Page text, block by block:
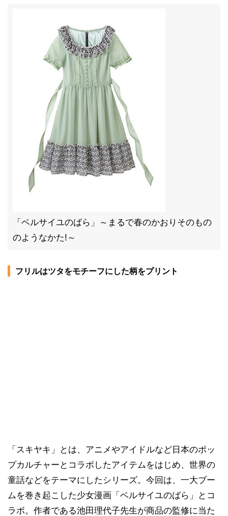
「ベルサイユのばら」～まるで春のかおりそのもの
のようなかた!～
フリルはツタをモチーフにした柄をプリント
「スキヤキ」とは、アニメやアイドルなど日本のポッ
プカルチャーとコラボしたアイテムをはじめ、世界の
童話などをテーマにしたシリーズ。今回は、一大ブー
ムを巻き起こした少女漫画「ベルサイユのばら」とコ
ラボ。作者である池田理代子先生が商品の監修に当た